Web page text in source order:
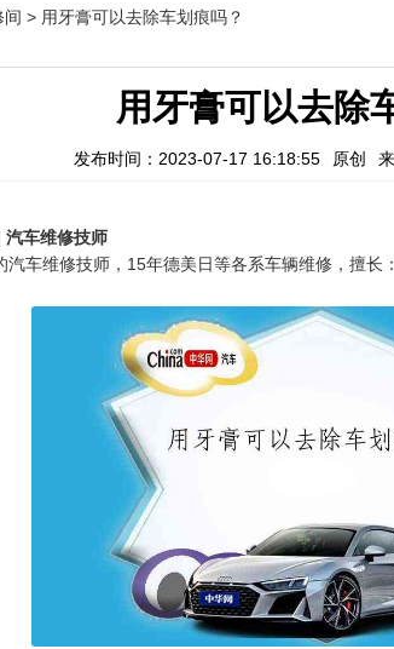
间 > 用牙膏可以去除车划痕吗？
用牙膏可以去除
发布时间：2023-07-17 16:18:55 原创
汽车维修技师